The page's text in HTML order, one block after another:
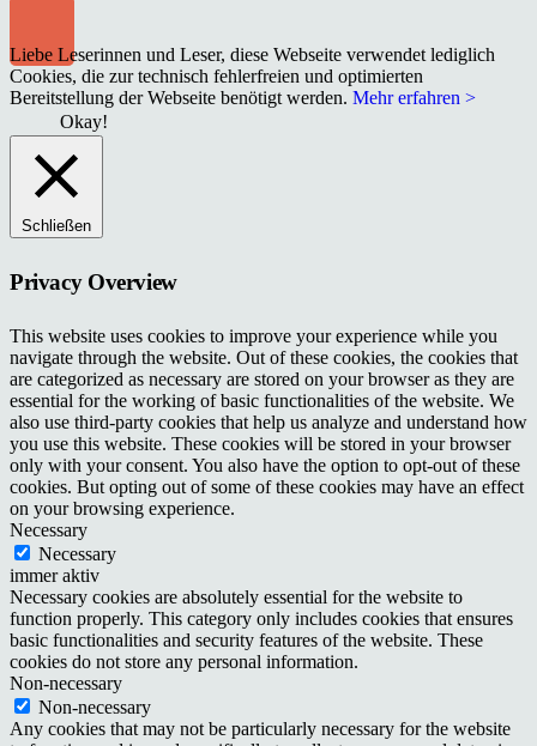
Liebe Leserinnen und Leser, diese Webseite verwendet lediglich
Cookies, die zur technisch fehlerfreien und optimierten
Bereitstellung der Webseite benötigt werden. Mehr erfahren >
Okay!
Schließen
Privacy Overview
This website uses cookies to improve your experience while you
navigate through the website. Out of these cookies, the cookies that
are categorized as necessary are stored on your browser as they are
essential for the working of basic functionalities of the website. We
also use third-party cookies that help us analyze and understand how
you use this website. These cookies will be stored in your browser
only with your consent. You also have the option to opt-out of these
cookies. But opting out of some of these cookies may have an effect
on your browsing experience.
Necessary
Necessary
immer aktiv
Necessary cookies are absolutely essential for the website to
function properly. This category only includes cookies that ensures
basic functionalities and security features of the website. These
cookies do not store any personal information.
Non-necessary
Non-necessary
Any cookies that may not be particularly necessary for the website